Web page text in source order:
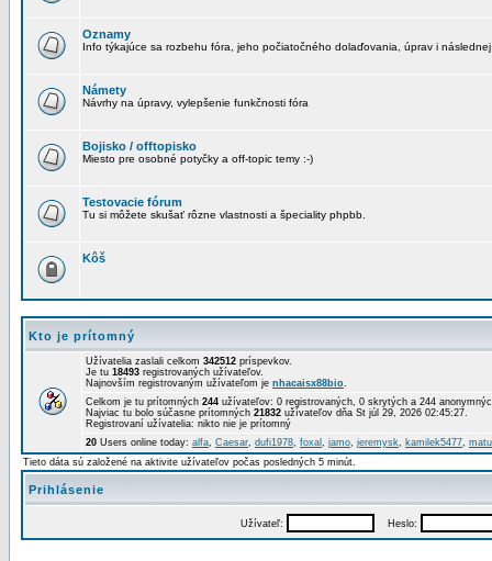
Oznamy
Info týkajúce sa rozbehu fóra, jeho počiatočného dolaďovania, úprav i
Námety
Návrhy na úpravy, vylepšenie funkčnosti fóra
Bojisko / offtopisko
Miesto pre osobné potyčky a off-topic temy :-)
Testovacie fórum
Tu si môžete skušať rôzne vlastnosti a špeciality phpbb.
Kôš
Kto je prítomný
Užívatelia zaslali celkom 342512 príspevkov.
Je tu 18493 registrovaných užívateľov.
Najnovším registrovaným užívateľom je nhacaisx88bio.
Celkom je tu prítomných 244 užívateľov: 0 registrovaných, 0 skrytých a 244
Najviac tu bolo súčasne prítomných 21832 užívateľov dňa St júl 29, 2026 02:45:27.
Registrovaní užívatelia: nikto nie je prítomný
20 Users online today: alfa, Caesar, dufi1978, foxal , jamo, jeremysk, kamilek5477,
Tieto dáta sú založené na aktivite užívateľov počas posledných 5 minút.
Prihlásenie
Užívateľ: Heslo: